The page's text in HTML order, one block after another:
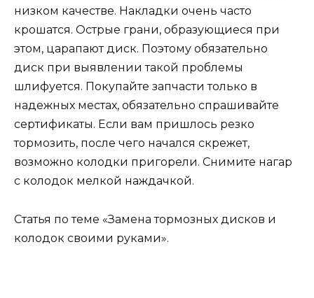
низком качестве. Накладки очень часто
крошатся. Острые грани, образующиеся при
этом, царапают диск. Поэтому обязательно
диск при выявлении такой проблемы
шлифуется. Покупайте запчасти только в
надежных местах, обязательно спрашивайте
сертификаты. Если вам пришлось резко
тормозить, после чего начался скрежет,
возможно колодки пригорели. Снимите нагар
с колодок мелкой наждачкой.
Статья по теме «Замена тормозных дисков и
колодок своими руками».